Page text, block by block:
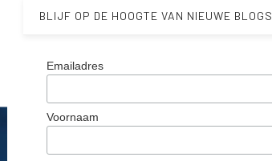
BLIJF OP DE HOOGTE VAN NIEUWE BLOGS
Emailadres
Voornaam